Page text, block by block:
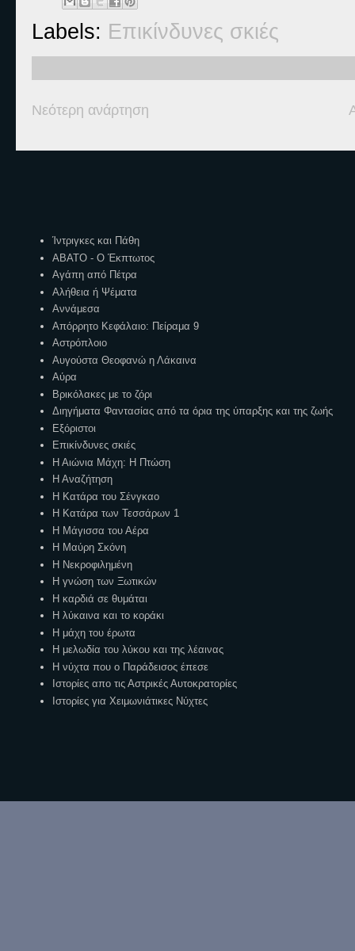
Labels: Επικίνδυνες σκιές
Νεότερη ανάρτηση
Ίντριγκες και Πάθη
ΑΒΑΤΟ - Ο Έκπτωτος
Αγάπη από Πέτρα
Αλήθεια ή Ψέματα
Αννάμεσα
Απόρρητο Κεφάλαιο: Πείραμα 9
Αστρόπλοιο
Αυγούστα Θεοφανώ η Λάκαινα
Αύρα
Βρικόλακες με το ζόρι
Διηγήματα Φαντασίας από τα όρια της ύπαρξης και της ζωής
Εξόριστοι
Επικίνδυνες σκιές
Η Αιώνια Μάχη: Η Πτώση
Η Αναζήτηση
Η Κατάρα του Σένγκαο
Η Κατάρα των Τεσσάρων 1
Η Μάγισσα του Αέρα
Η Μαύρη Σκόνη
Η Νεκροφιλημένη
Η γνώση των Ξωτικών
Η καρδιά σε θυμάται
Η λύκαινα και το κοράκι
Η μάχη του έρωτα
Η μελωδία του λύκου και της λέαινας
Η νύχτα που ο Παράδεισος έπεσε
Ιστορίες απο τις Αστρικές Αυτοκρατορίες
Ιστορίες για Χειμωνιάτικες Νύχτες